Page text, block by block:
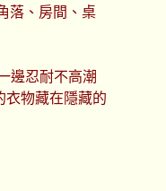
落、房間、桌
邊忍耐不高潮
衣物藏在隱藏的